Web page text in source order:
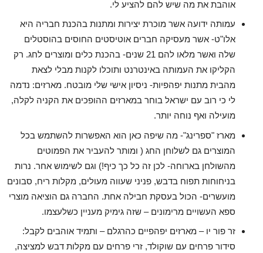
אוהבת את מה שיש להם להציע לי.
עמותה ידועה אשר מוכרת יצירות ומתנות בהכנת חבריה היא
אלו"ט- אשר מעסיקה חברים אוטיסטים החוסים בהוסטלים
שלה ואשר מלאו להם 21 שנים- בהכנת כלים ומוצרים לחג. רק
הקליקו את העמותה באינטרנט ותוכלו לקנות מבלי לצאת
מהבית מתנות יפהפיות- ניסיון אישי שלי מובטח. מארזים: נדמה
לי כי רוב עם ישראל בוחר במארזים ההופכים את הקניה לקלה,
מועילה ואף נוחה יותר.
מארז "ספרינג"- מה שיפה כאן הוא האפשרות להשתמש בכל
המוצרים גם לשלוחן החג ( ומותר להעביר את הפמוטים
מהשולחן בארוחה- לכן זה כל כך כיף!) וגם לשימוש אחר. נרות
בניחוחות תפוח בדבש, פניני שעווה מעולים, מקלות ריח, סבונים
מועשרים- הכול בעסקת חבילה אחת. החברה גם הוציאה מוצרי
ספא העשויים מרימונים – שזה גימיק מעניין כשלעצמו.
זר פור יו – מארזים יפהפיים כהרגלם – ותמיד אוהבים לקבל:
סידור פרחים עם שוקולד, זרי פרחים עם מקלות דבש למציצה,